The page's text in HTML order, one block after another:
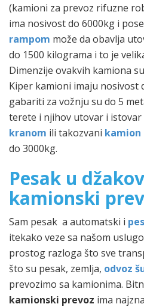
(kamioni za prevoz rifuzne
ima nosivost do 6000kg i
rampom može da obavlja
do 1500 kilograma i to je
Dimenzije ovakvih kamiona
Kiper kamioni imaju nosivost
gabariti za vožnju su do 5
terete i njihov utovar i istovar
kranom ili takozvani kamion
do 3000kg.
Pesak u
kamionski
Sam pesak a automatski i
itekako veze sa našom
prostog razloga što sve
što su pesak, zemlja, odvoz
prevozimo sa kamionima.
kamionski prevoz ima